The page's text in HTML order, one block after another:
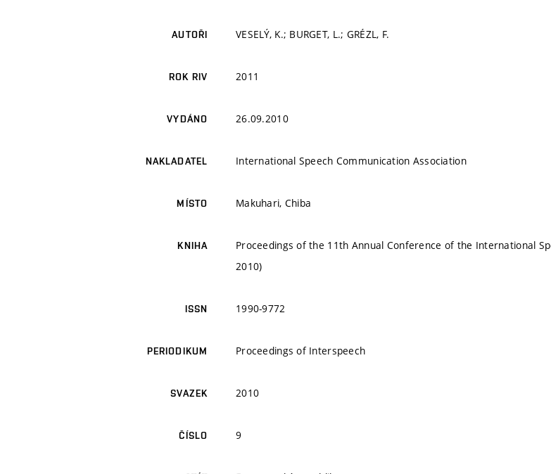
AUTOŘI VESELÝ, K.; BURGET, L.; GRÉZL, F.
ROK RIV 2011
VYDÁNO 26.09.2010
NAKLADATEL International Speech Communication Association
MÍSTO Makuhari, Chiba
KNIHA
Proceedings of the 11th Annual Conference of the International
2010)
ISSN 1990-9772
PERIODIKUM Proceedings of Interspeech
SVAZEK 2010
ČÍSLO 9